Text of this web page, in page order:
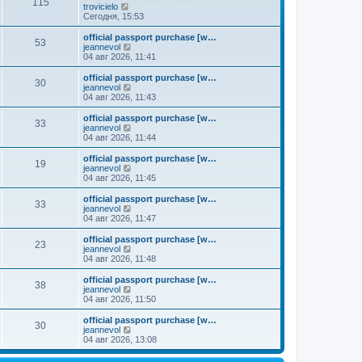
у
с
о
б
щ
е
н
и
н
е
с
о
щ
е
о
с
л
д
н
е
у
с
о
б
щ
е
н
и
115
trovicielo
е
р
е
й
т
и
п
о
с
е
д
н
е
м
у
с
о
о
б
щ
е
н
и
ю
Сегодня, 15:53
53
official passport purchase [w…
jeannevol
е
р
е
й
т
п
о
с
е
н
е
м
с
о
о
щ
е
н
ю
04 авг 2026, 11:41
30
official passport purchase [w…
jeannevol
е
р
е
й
т
п
о
с
е
н
е
м
с
о
о
щ
е
н
ю
04 авг 2026, 11:43
33
official passport purchase [w…
jeannevol
е
р
е
й
т
п
о
с
е
н
е
м
с
о
о
щ
е
н
04 авг 2026, 11:44
19
official passport purchase [w…
jeannevol
е
р
е
й
т
п
о
с
е
н
е
м
с
о
04 авг 2026, 11:45
33
official passport purchase [w…
jeannevol
е
р
е
й
т
п
о
с
е
н
е
04 авг 2026, 11:47
23
official passport purchase [w…
jeannevol
е
р
е
й
т
п
о
с
л
04 авг 2026, 11:48
38
official passport purchase [w…
jeannevol
е
р
е
й
т
к
04 авг 2026, 11:50
30
official passport purchase [w…
jeannevol
е
р
е
04 авг 2026, 13:08